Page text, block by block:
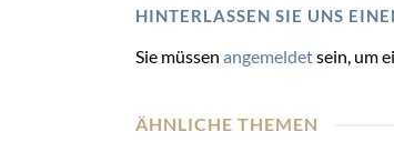
HINTERLASSEN SIE UNS
Sie müssen angemeldetsein, um
ÄHNLICHE THEMEN